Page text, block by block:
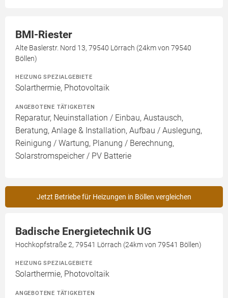
BMI-Riester
Alte Baslerstr. Nord 13, 79540 Lörrach (24km von 79540
Böllen)
HEIZUNG SPEZIALGEBIETE
Solarthermie, Photovoltaik
ANGEBOTENE TÄTIGKEITEN
Reparatur, Neuinstallation / Einbau, Austausch,
Beratung, Anlage & Installation, Aufbau / Auslegung,
Reinigung / Wartung, Planung / Berechnung,
Solarstromspeicher / PV Batterie
Jetzt Betriebe für Heizungen in Böllen vergleichen
Badische Energietechnik UG
Hochkopfstraße 2, 79541 Lörrach (24km von 79541 Böllen)
HEIZUNG SPEZIALGEBIETE
Solarthermie, Photovoltaik
ANGEBOTENE TÄTIGKEITEN